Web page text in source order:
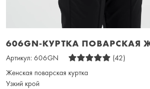
606GN-КУРТКА ПОВАРСКАЯ
Артикул: 606GN
(42)
Женская поварская куртка
Узкий крой